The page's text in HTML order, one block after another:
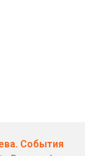
События